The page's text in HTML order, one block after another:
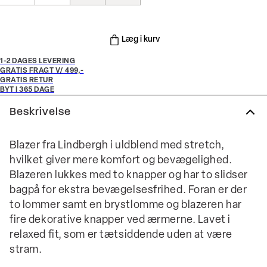
Læg i kurv
1-2 DAGES LEVERING
GRATIS FRAGT V/ 499,-
GRATIS RETUR
BYT I 365 DAGE
Beskrivelse
Blazer fra Lindbergh i uldblend med stretch,
hvilket giver mere komfort og bevægelighed.
Blazeren lukkes med to knapper og har to slidser
bagpå for ekstra bevægelsesfrihed. Foran er der
to lommer samt en brystlomme og blazeren har
fire dekorative knapper ved ærmerne. Lavet i
relaxed fit, som er tætsiddende uden at være
stram.